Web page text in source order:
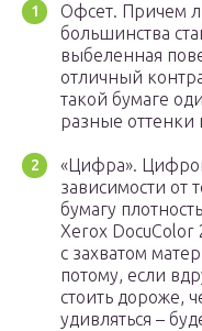
Офсет. Причем
большинства
выбеленная
отличный
такой бумаге
разные оттенки
«Цифра».
зависимости от
бумагу
Xerox DocuColor
с захватом
потому, если
стоить дороже,
удивляться –